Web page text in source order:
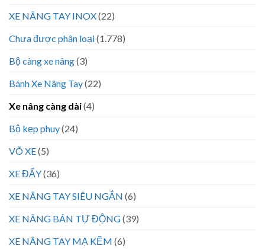
XE NÂNG TAY INOX(22)
Chưa được phân loại(1.778)
Bộ càng xe nâng(3)
Bánh Xe Nâng Tay(22)
Xe nâng càng dài(4)
Bộ kẹp phuy(24)
VÕ XE(5)
XE ĐẨY(36)
XE NÂNG TAY SIÊU NGẮN (6)
XE NÂNG BÁN TỰ ĐỘNG(39)
XE NÂNG TAY MẠ KẼM (6)